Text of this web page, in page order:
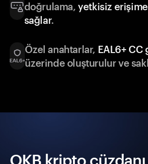
doğrulama,yetkisiz
sağlar.
Özel anahtarlar, EAL6+ CC
üzerinde oluşturulur ve
OKB kripto cüzdanı